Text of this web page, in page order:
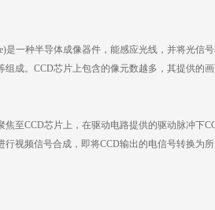
是一种半导体成像器件，能感应光线，并将光
成。CCD芯片上包含的像元数越多，其提供的画
焦至CCD芯片上，在驱动电路提供的驱动脉冲下
视频信号合成，即将CCD输出的电信号转换为